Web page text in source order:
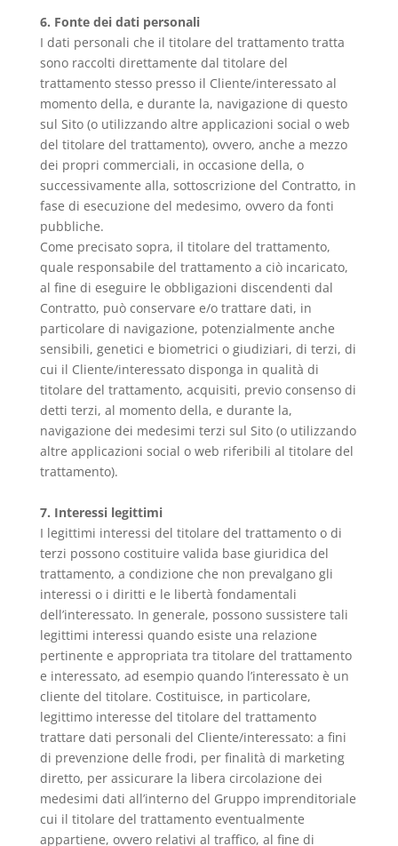
6. Fonte dei dati personali
I dati personali che il titolare del trattamento tratta
sono raccolti direttamente dal titolare del
trattamento stesso presso il Cliente/interessato al
momento della, e durante la, navigazione di questo
sul Sito (o utilizzando altre applicazioni social o web
del titolare del trattamento), ovvero, anche a mezzo
dei propri commerciali, in occasione della, o
successivamente alla, sottoscrizione del Contratto, in
fase di esecuzione del medesimo, ovvero da fonti
pubbliche.
Come precisato sopra, il titolare del trattamento,
quale responsabile del trattamento a ciò incaricato,
al fine di eseguire le obbligazioni discendenti dal
Contratto, può conservare e/o trattare dati, in
particolare di navigazione, potenzialmente anche
sensibili, genetici e biometrici o giudiziari, di terzi, di
cui il Cliente/interessato disponga in qualità di
titolare del trattamento, acquisiti, previo consenso di
detti terzi, al momento della, e durante la,
navigazione dei medesimi terzi sul Sito (o utilizzando
altre applicazioni social o web riferibili al titolare del
trattamento).
7. Interessi legittimi
I legittimi interessi del titolare del trattamento o di
terzi possono costituire valida base giuridica del
trattamento, a condizione che non prevalgano gli
interessi o i diritti e le libertà fondamentali
dell’interessato. In generale, possono sussistere tali
legittimi interessi quando esiste una relazione
pertinente e appropriata tra titolare del trattamento
e interessato, ad esempio quando l’interessato è un
cliente del titolare. Costituisce, in particolare,
legittimo interesse del titolare del trattamento
trattare dati personali del Cliente/interessato: a fini
di prevenzione delle frodi, per finalità di marketing
diretto, per assicurare la libera circolazione dei
medesimi dati all’interno del Gruppo imprenditoriale
cui il titolare del trattamento eventualmente
appartiene, ovvero relativi al traffico, al fine di